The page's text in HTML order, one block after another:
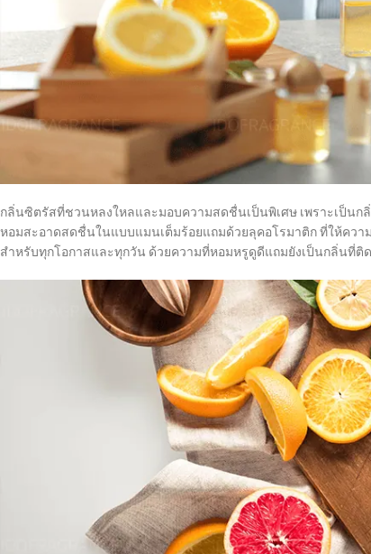
กลิ่นซิตรัสที่ชวนหลงใหลและมอบความสดชื่นเป็นพิเศษ เพราะเป็น
หอมสะอาดสดชื่นในแบบแมนเต็มร้อยแถมด้วยลุคอโรมาติก ที่ให้คว
สำหรับทุกโอกาสและทุกวัน ด้วยความที่หอมหรูดูดีแถมยังเป็นกลิ่นที่